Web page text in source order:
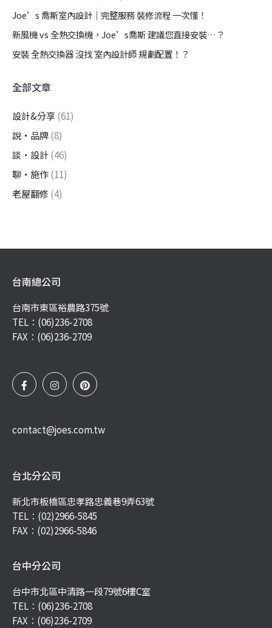
Joe’s 喬斯室內設計｜完整服務 裝修流程 一次懂！
新風機 vs 全熱交換機，Joe’s喬斯 建議您直接安裝…？
安裝 全熱交換器 沒找 室內設計師 規劃配置！？
全部文章
設計&分享(61)
說・品牌(8)
談・設計(46)
聊・施作(11)
老屋翻修 (4)
台南總公司
台南市東區裕農路375號
TEL： (06)236-2708
FAX：(06)236-2709
contact@joes.com.tw
台北分公司
新北市板橋區忠孝路忠義巷9弄63號
TEL： (02)2966-5845
FAX：(02)2966-5846
台中分公司
台中市北區中清路一段79號6樓C室
TEL： (06)236-2708
FAX：(06)236-2709